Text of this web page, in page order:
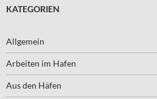
KATEGORIEN
Allgemein
Arbeiten im Hafen
Aus den Häfen